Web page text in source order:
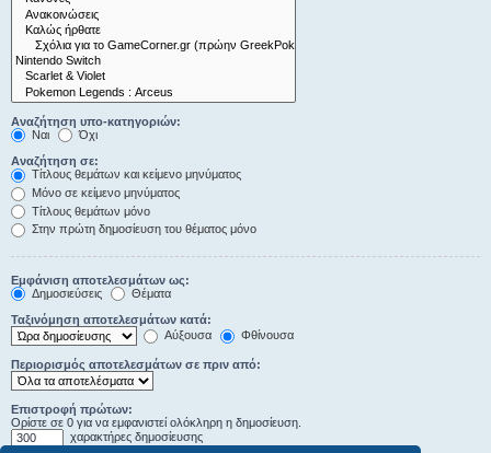
Αναζήτηση υπο-κατηγοριών:
Ναι
Όχι
Αναζήτηση σε:
Τίτλους θεμάτων και κείμενο μηνύματος
Μόνο σε κείμενο μηνύματος
Τίτλους θεμάτων μόνο
Στην πρώτη δημοσίευση του θέματος μόνο
Εμφάνιση αποτελεσμάτων ως:
Δημοσιεύσεις
Θέματα
Ταξινόμηση αποτελεσμάτων κατά:
Αύξουσα
Φθίνουσα
Περιορισμός αποτελεσμάτων σε πριν από:
Επιστροφή πρώτων:
Ορίστε σε 0 για να εμφανιστεί ολόκληρη η δημοσίευση.
χαρακτήρες δημοσίευσης